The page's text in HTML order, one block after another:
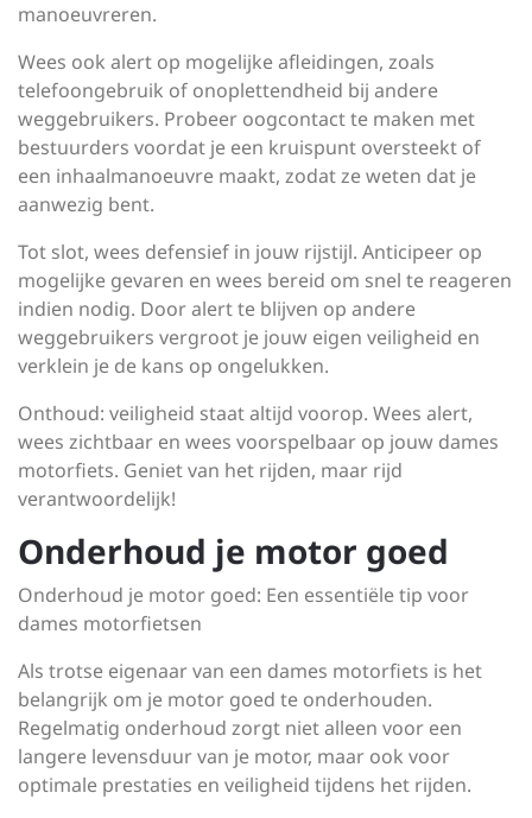
manoeuvreren.
Wees ook alert op mogelijke afleidingen, zoals
telefoongebruik of onoplettendheid bij andere
weggebruikers. Probeer oogcontact te maken met
bestuurders voordat je een kruispunt oversteekt of
een inhaalmanoeuvre maakt, zodat ze weten dat je
aanwezig bent.
Tot slot, wees defensief in jouw rijstijl. Anticipeer op
mogelijke gevaren en wees bereid om snel te reageren
indien nodig. Door alert te blijven op andere
weggebruikers vergroot je jouw eigen veiligheid en
verklein je de kans op ongelukken.
Onthoud: veiligheid staat altijd voorop. Wees alert,
wees zichtbaar en wees voorspelbaar op jouw dames
motorfiets. Geniet van het rijden, maar rijd
verantwoordelijk!
Onderhoud je motor goed
Onderhoud je motor goed: Een essentiële tip voor
dames motorfietsen
Als trotse eigenaar van een dames motorfiets is het
belangrijk om je motor goed te onderhouden.
Regelmatig onderhoud zorgt niet alleen voor een
langere levensduur van je motor, maar ook voor
optimale prestaties en veiligheid tijdens het rijden.